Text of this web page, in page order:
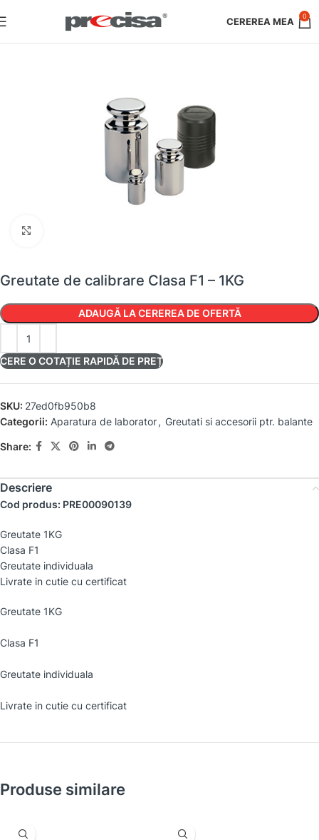
0
Greutate de calibrare Clasa F1 – 1KG
ADAUGĂ LA CEREREA DE OFERTĂ
CERE O COTAȚIE RAPIDĂ DE PREȚ
SKU: 27ed0fb950b8
Categorii: Aparatura de laborator, Greutati si accesorii ptr. balante
Share:
Descriere
Cod produs: PRE00090139
Greutate 1KG
Clasa F1
Greutate individuala
Livrate in cutie cu certificat
Greutate 1KG
Clasa F1
Greutate individuala
Livrate in cutie cu certificat
Produse similare